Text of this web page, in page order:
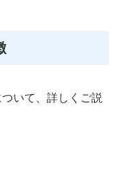
いて、詳しくご説